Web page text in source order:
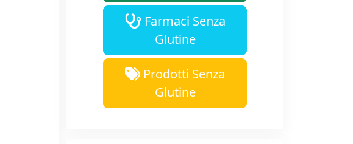
Farmaci Senza
Glutine
Prodotti Senza
Glutine